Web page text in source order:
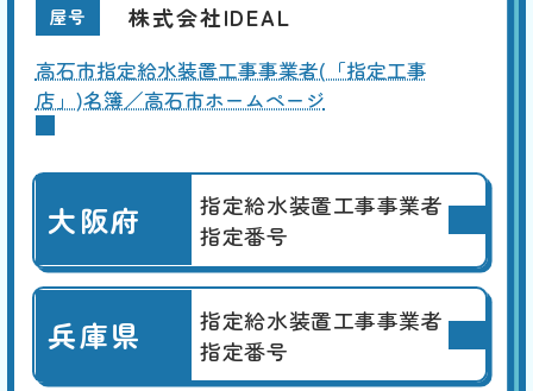
屋号 株式会社IDEAL
高石市指定給水装置工事事業者(「指定工事
店」)名簿／高石市ホームページ
大阪府
指定給水装置工事事業者
指定番号
兵庫県
指定給水装置工事事業者
指定番号